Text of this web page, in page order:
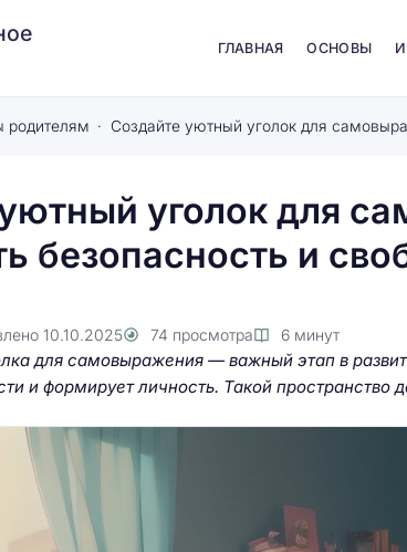
ГЛАВНАЯ ОСНОВЫ
родителям
уголок для
безопасность и
10.10.2025 74 просмотра 6 минут
для самовыражения — важный этап в
и формирует личность. Такой пространство
Как увидеть сказочные детали:
полного понимания великих